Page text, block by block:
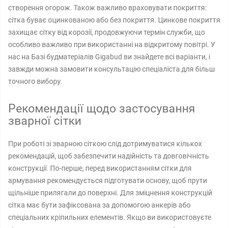
створення огорож. Також важливо враховувати покриття:
сітка буває оцинкованою або без покриття. Цинкове покриття
захищає сітку від корозії, продовжуючи термін служби, що
особливо важливо при використанні на відкритому повітрі. У
нас на Базі будматеріалів Gigabud ви знайдете всі варіанти, і
завжди можна замовити консультацію спеціаліста для більш
точного вибору.
Рекомендації щодо застосування
зварної сітки
При роботі зі зварною сіткою слід дотримуватися кількох
рекомендацій, щоб забезпечити надійність та довговічність
конструкції. По-перше, перед використанням сітки для
армування рекомендується підготувати основу, щоб прути
щільніше прилягали до поверхні. Для зміцнення конструкцій
сітка має бути зафіксована за допомогою анкерів або
спеціальних кріпильних елементів. Якщо ви використовуєте